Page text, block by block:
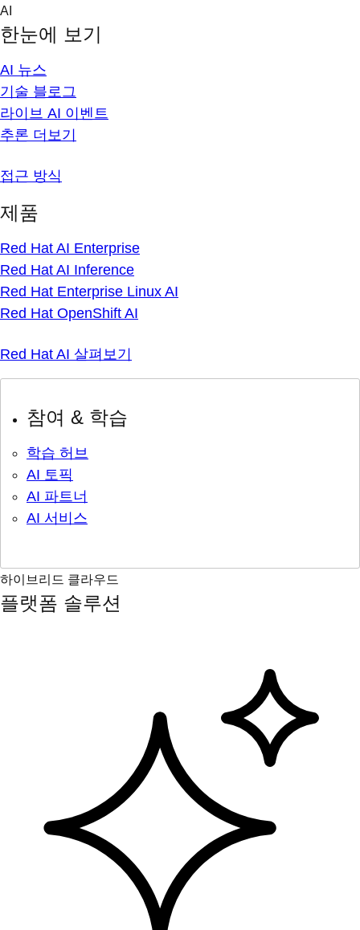
Skip
content
AI
한눈에 보기
AI 뉴스
기술 블로그
라이브 AI 이벤트
추론 더보기
접근 방식
제품
Red Hat AI Enterprise
Red Hat AI Inference
Red Hat Enterprise Linux AI
Red Hat OpenShift AI
Red Hat AI 살펴보기
참여 & 학습
학습 허브
AI 토픽
AI 파트너
AI 서비스
하이브리드 클라우드
플랫폼 솔루션